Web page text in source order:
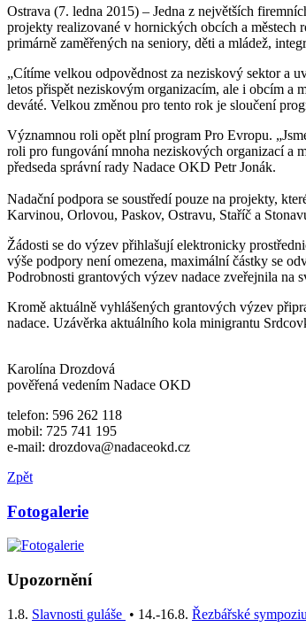
Ostrava (7. ledna 2015) – Jedna z největších
projekty realizované v hornických obcích a
primárně zaměřených na seniory, děti a mládež,
„Cítíme velkou odpovědnost za neziskový sektor a
letos přispět neziskovým organizacím, ale i obcím a
deváté. Velkou změnou pro tento rok je sloučení
Významnou roli opět plní program Pro Evropu.
roli pro fungování mnoha neziskových organizací a
předseda správní rady Nadace OKD Petr Jonák.
Nadační podpora se soustředí pouze na projekty,
Karvinou, Orlovou, Paskov, Ostravu, Staříč a
Žádosti se do výzev přihlašují elektronicky
výše podpory není omezena, maximální částky se
Podrobnosti grantových výzev nadace zveřejnila na
Kromě aktuálně vyhlášených grantových výzev
nadace. Uzávěrka aktuálního kola minigrantu
Karolína Drozdová
pověřená vedením Nadace OKD
telefon: 596 262 118
mobil: 725 741 195
e-mail: drozdova@nadaceokd.cz
Zpět
Fotogalerie
Upozornění
1.8. Slavnosti guláše • 14.-16.8. Řezbářské